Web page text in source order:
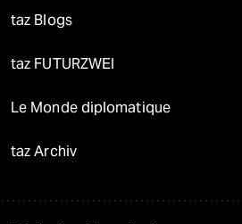
taz Blogs
taz FUTURZWEI
Le Monde diplomatique
taz Archiv